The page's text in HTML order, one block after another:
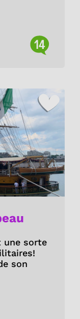
14
une sorte
son